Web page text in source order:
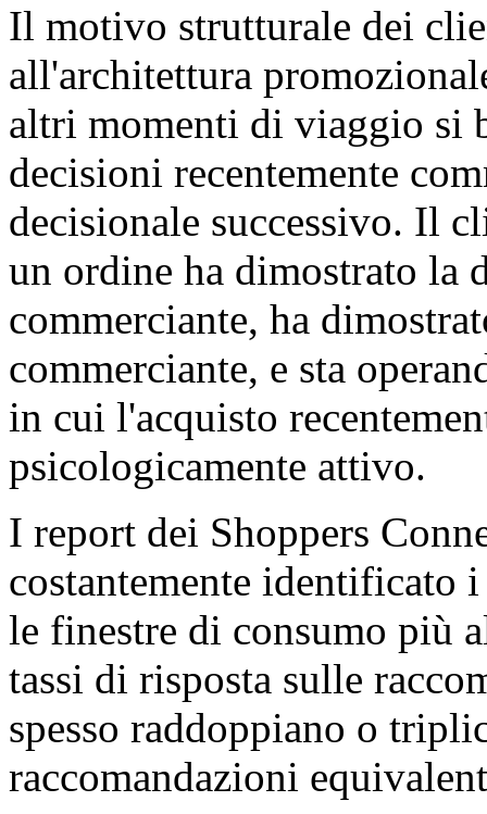
Il motivo strutturale dei
all'architettura
altri momenti di viaggio si
decisioni recentemente
decisionale successivo. Il
un ordine ha dimostrato la
commerciante, ha
commerciante, e sta
in cui l'acquisto
psicologicamente attivo.
I report dei Shoppers
costantemente identificato
le finestre di consumo più
tassi di risposta sulle
spesso raddoppiano o
raccomandazioni